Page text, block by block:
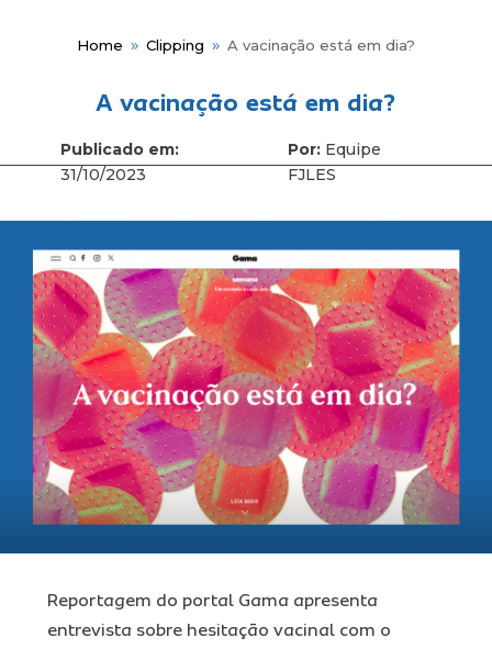
Home 9 Clipping 9 A vacinação está em dia?
A vacinação está em dia?
Publicado em:
31/10/2023
Por: Equipe
FJLES
Reportagem do portal Gama apresenta
entrevista sobre hesitação vacinal com o